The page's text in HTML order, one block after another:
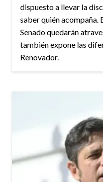
dispuesto a llevar la
saber quién acompaña.
Senado quedarán
también expone las
Renovador.